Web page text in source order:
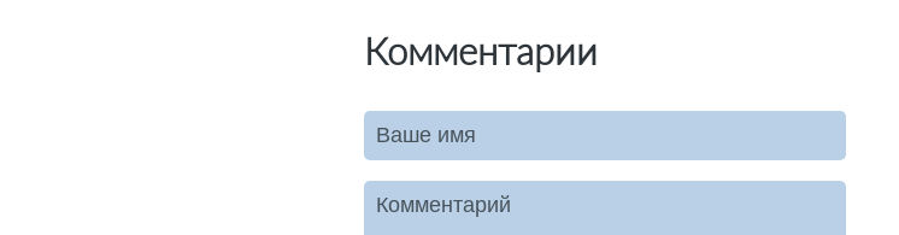
Комментарии
Ваше имя
Комментарий